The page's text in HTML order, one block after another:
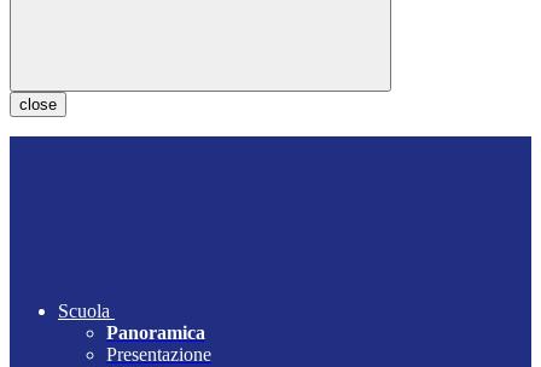
close
Scuola
Panoramica
Presentazione